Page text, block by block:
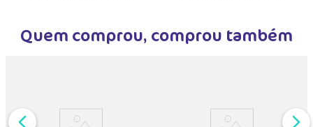
Quem comprou, comprou também